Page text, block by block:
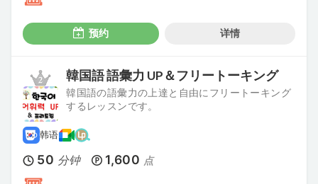
预约 详情
韓国語 語彙力 UP＆フリートーキング
韓国語の語彙力の上達と自由にフリートーキング
するレッスンです。
韩语
50 分钟 1,600 点